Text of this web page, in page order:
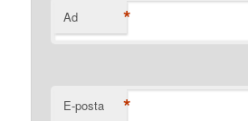
Ad *
E-posta *